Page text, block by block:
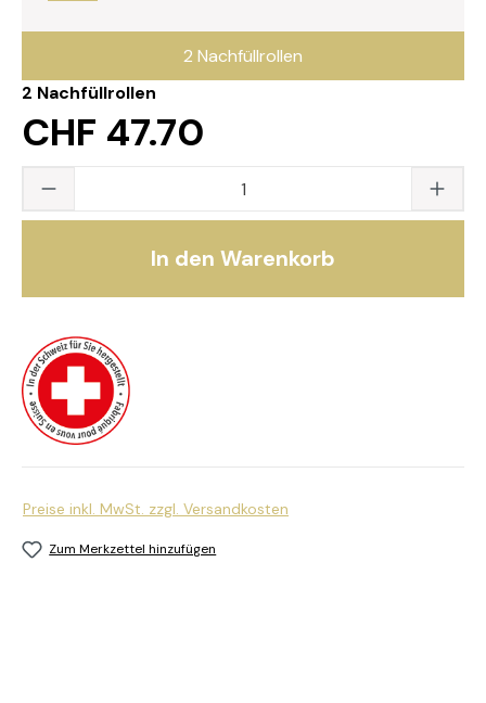
2 Nachfüllrollen
CHF 47.70
2 Nachfüllrollen
Produkt Anzahl: Gib den gewünschten
In den Warenkorb
Preise inkl. MwSt. zzgl. Versandkosten
Zum Merkzettel hinzufügen